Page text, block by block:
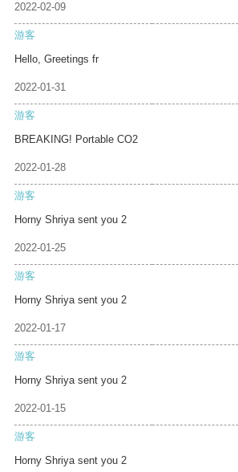
2022-02-09
游客
Hello, Greetings fr
2022-01-31
游客
BREAKING! Portable CO2
2022-01-28
游客
Horny Shriya sent you 2
2022-01-25
游客
Horny Shriya sent you 2
2022-01-17
游客
Horny Shriya sent you 2
2022-01-15
游客
Horny Shriya sent you 2